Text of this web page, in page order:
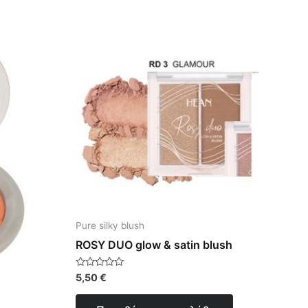
Pure silky blush
ROSY DUO glow & satin blush
Βαθμολογήθηκε
με
0
5,50€